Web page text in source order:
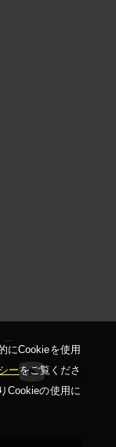
にCookieを使⽤
ーをご覧くださ
Cookieの使⽤に